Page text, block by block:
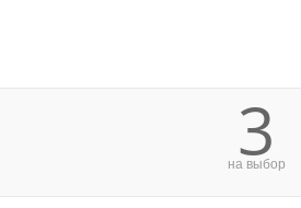
3
на выбор